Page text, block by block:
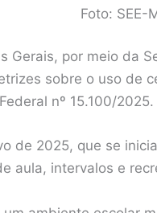
Foto: SEE-
Gerais, por meio da
sobre o uso de
nº 15.100/2025.
de 2025, que se
aula, intervalos e